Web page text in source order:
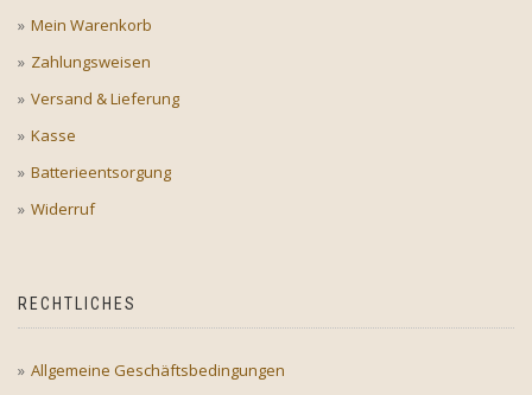
Mein Warenkorb
Zahlungsweisen
Versand & Lieferung
Kasse
Batterieentsorgung
Widerruf
RECHTLICHES
Allgemeine Geschäftsbedingungen